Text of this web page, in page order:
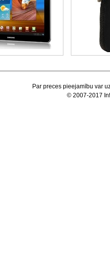
Par preces pieejamību var
© 2007-2017